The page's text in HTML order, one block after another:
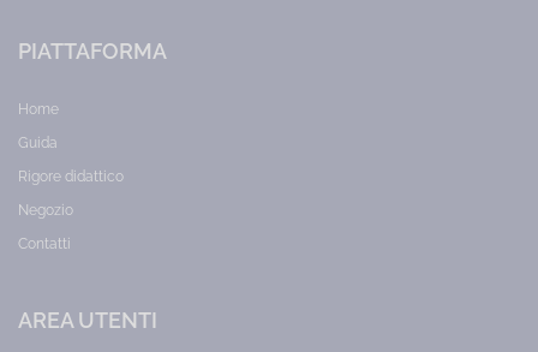
PIATTAFORMA
Home
Guida
Rigore didattico
Negozio
Contatti
AREA UTENTI